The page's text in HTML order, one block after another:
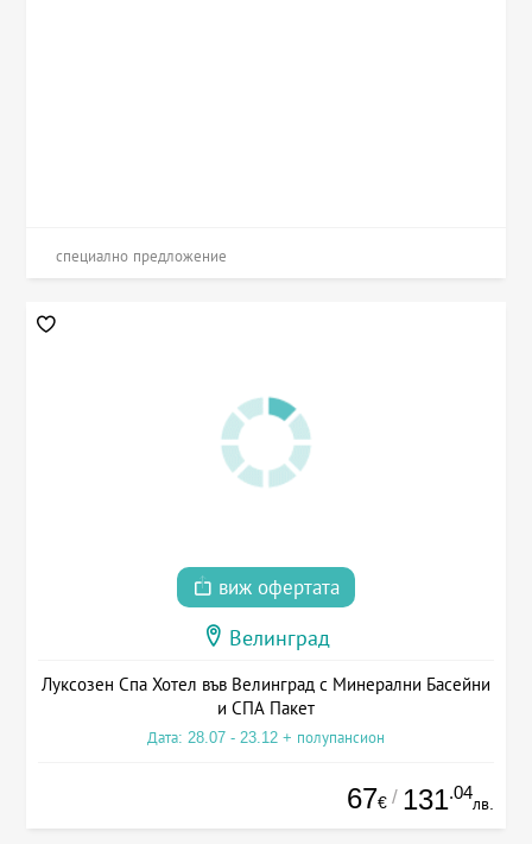
специално предложение
виж офертата
Велинград
Луксозен Спа Хотел във Велинград с Минерални Басейни
и СПА Пакет
Дата: 28.07 - 23.12 + полупансион
67€ / 131.04
лв.